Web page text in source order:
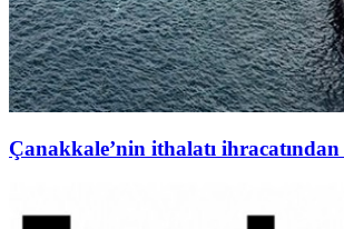
Çanakkale’nin ithalatı